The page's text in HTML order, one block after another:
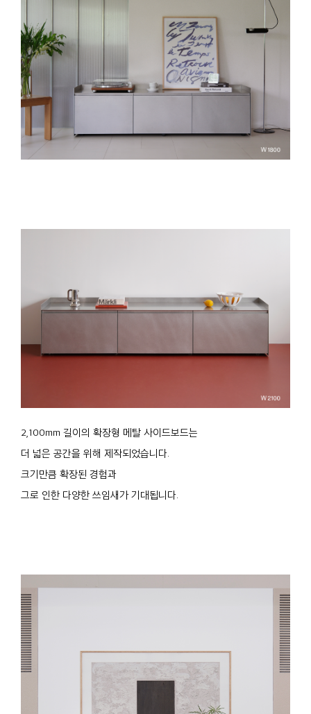
2,100mm 길이의 확장형 메탈 사이드보드는
더 넓은 공간을 위해 제작되었습니다.
크기만큼 확장된 경험과
그로 인한 다양한 쓰임새가 기대됩니다.